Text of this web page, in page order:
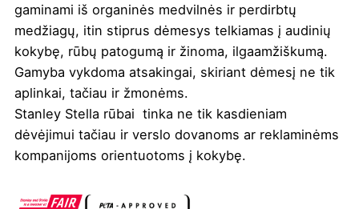
gaminami iš organinės medvilnės ir perdirbtų
medžiagų, itin stiprus dėmesys telkiamas į audinių
kokybę, rūbų patogumą ir žinoma, ilgaamžiškumą.
Gamyba vykdoma atsakingai, skiriant dėmesį ne tik
aplinkai, tačiau ir žmonėms.
Stanley Stella rūbai tinka ne tik kasdieniam
dėvėjimui tačiau ir verslo dovanoms ar reklaminėms
kompanijoms orientuotoms į kokybę.
Spalva French mėlyna